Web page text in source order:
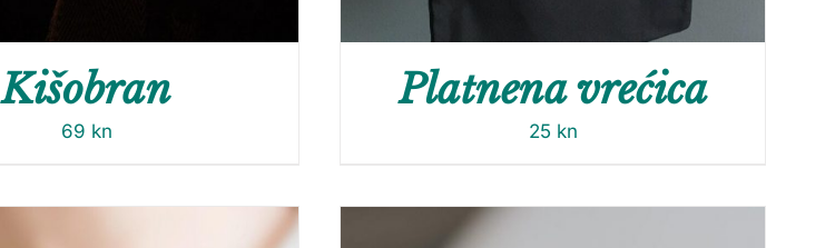
Kišobran
69 kn
Platnena vrećica
25 kn